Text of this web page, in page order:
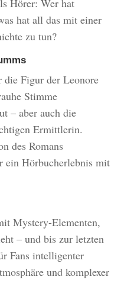
hat all das mit einer
zu tun?
die Figur der Leonore
Stimme
– aber auch die
Ermittlerin.
des Romans
ein Hörbucherlebnis mit
Mystery-Elementen,
– und bis zur letzten
Fans intelligenter
und komplexer